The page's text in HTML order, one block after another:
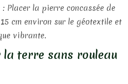
Placer la pierre concassée de
cm environ sur le géotextile et
vibrante.
la terre sans rouleau